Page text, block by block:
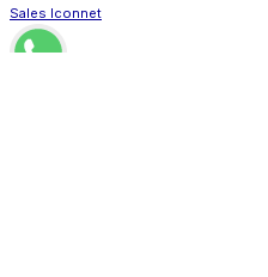
Sales Iconnet